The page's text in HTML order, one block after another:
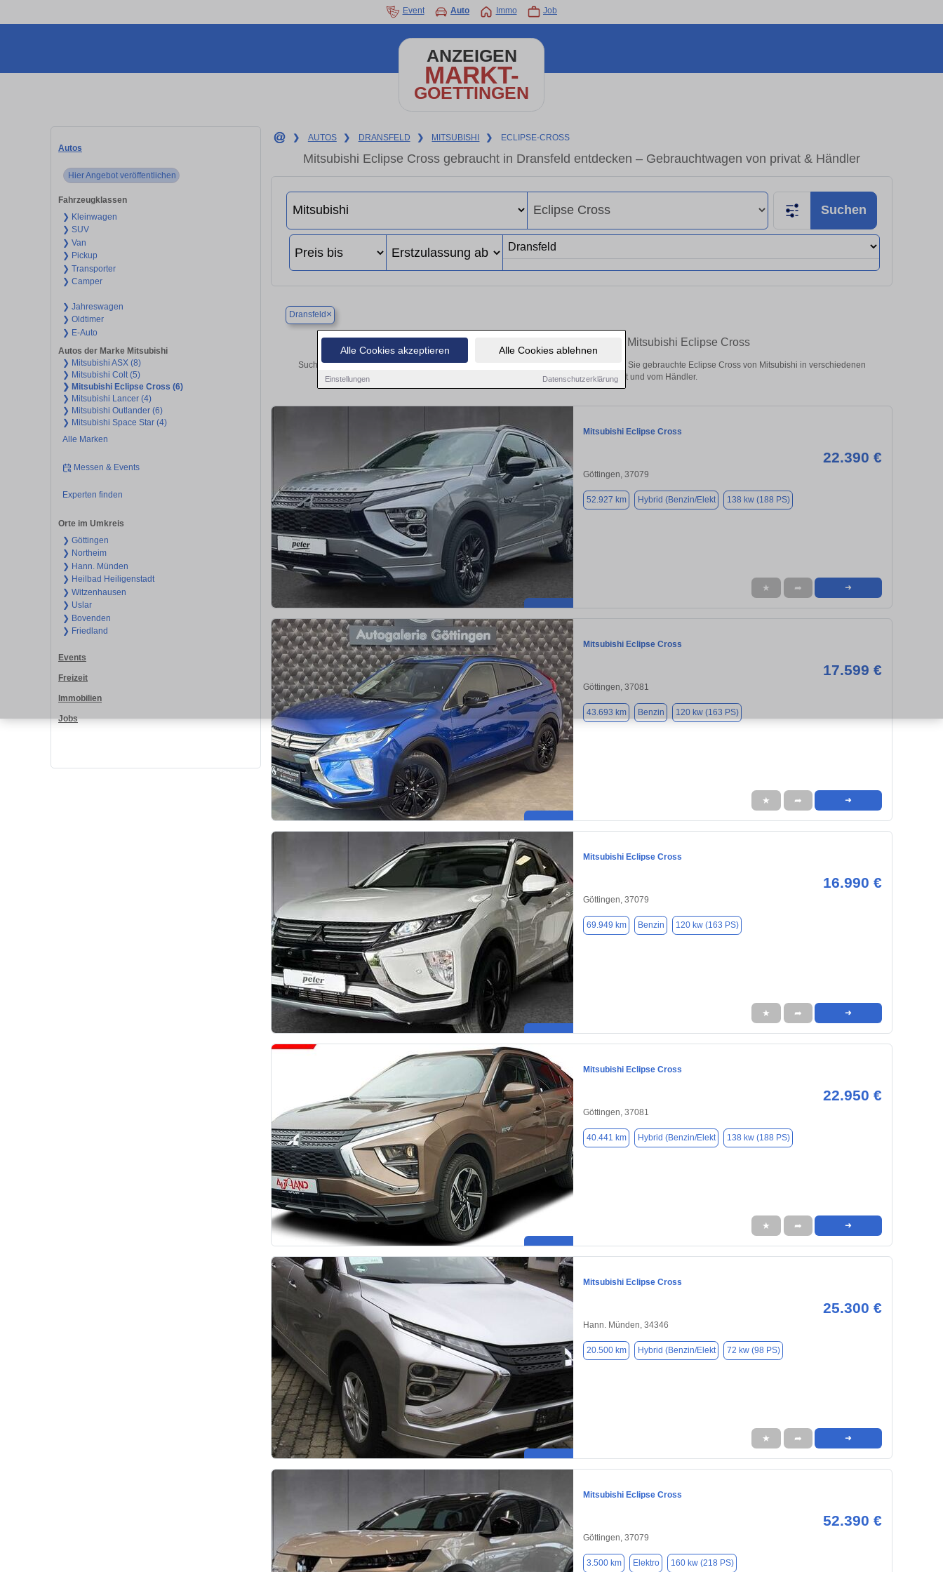
Alle Cookies akzeptieren Alle Cookies ablehnen
Einstellungen Datenschutzerklärung
Event Auto Immo Job
ANZEIGEN
MARKT-
GOETTINGEN
Autos
Hier Angebot veröffentlichen
Fahrzeugklassen
❯ Kleinwagen
❯ SUV
❯ Van
❯ Pickup
❯ Transporter
❯ Camper
❯ Jahreswagen
❯ Oldtimer
❯ E-Auto
Autos der Marke Mitsubishi
❯ Mitsubishi ASX (8)
❯ Mitsubishi Colt (5)
❯ Mitsubishi Eclipse Cross (6)
❯ Mitsubishi Lancer (4)
❯ Mitsubishi Outlander (6)
❯ Mitsubishi Space Star (4)
Alle Marken
Messen & Events
Experten finden
Orte im Umkreis
❯ Göttingen
❯ Northeim
❯ Hann. Münden
❯ Heilbad Heiligenstadt
❯ Witzenhausen
❯ Uslar
❯ Bovenden
❯ Friedland
Events
Freizeit
Immobilien
Jobs
❯ AUTOS ❯ DRANSFELD ❯ MITSUBISHI ❯ ECLIPSE-CROSS
Mitsubishi Eclipse Cross gebraucht in Dransfeld entdecken – Gebrauchtwagen von privat & Händler
Suchen
Dransfeld ×
Finden Sie in Dransfeld Ihren gebrauchten Mitsubishi Eclipse Cross
Suchen Sie in Dransfeld einen Mitsubishi Eclipse Cross Gebrauchtwagen? Entdecken Sie gebrauchte Eclipse Cross von Mitsubishi in verschiedenen
Ausführungen und Preisklassen von privat und vom Händler.
Mitsubishi Eclipse Cross
22.390 €
Göttingen, 37079
52.927 km Hybrid (Benzin/Elekt 138 kw (188 PS)
★ ➦ ➜
Mitsubishi Eclipse Cross
17.599 €
Göttingen, 37081
43.693 km Benzin 120 kw (163 PS)
★ ➦ ➜
Mitsubishi Eclipse Cross
16.990 €
Göttingen, 37079
69.949 km Benzin 120 kw (163 PS)
★ ➦ ➜
Mitsubishi Eclipse Cross
22.950 €
Göttingen, 37081
40.441 km Hybrid (Benzin/Elekt 138 kw (188 PS)
★ ➦ ➜
Mitsubishi Eclipse Cross
25.300 €
Hann. Münden, 34346
20.500 km Hybrid (Benzin/Elekt 72 kw (98 PS)
★ ➦ ➜
Mitsubishi Eclipse Cross
52.390 €
Göttingen, 37079
3.500 km Elektro 160 kw (218 PS)